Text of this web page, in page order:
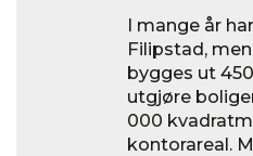
I mange år
Filipstad,
bygges ut
utgjøre
000
kontorareal.